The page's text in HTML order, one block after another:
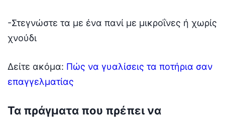
-Στεγνώστε τα με ένα πανί με μικροΐνες ή χωρίς
χνούδι
Δείτε ακόμα: Πώς να γυαλίσεις τα ποτήρια σαν
επαγγελματίας
Τα πράγματα που πρέπει να